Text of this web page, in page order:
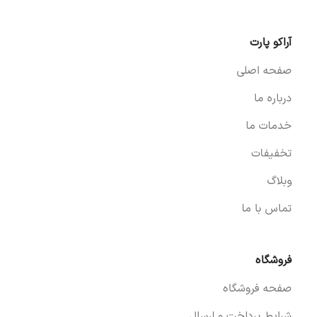
آراکو پارت
صفحه اصلی
درباره ما
خدمات ما
تخفیفات
وبلاگ
تماس با ما
فروشگاه
صفحه فروشگاه